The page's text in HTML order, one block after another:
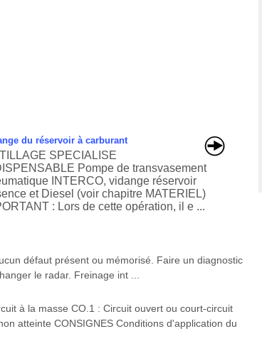
du réservoir à carburant
SPECIALISE
Pompe de transvasement
INTERCO, vidange réservoir
et Diesel (voir chapitre MATERIEL)
: Lors de cette opération, il e ...
défaut présent ou mémorisé. Faire un diagnostic
le radar. Freinage int ...
à la masse CO.1 : Circuit ouvert ou court-circuit
atteinte CONSIGNES Conditions d'application du